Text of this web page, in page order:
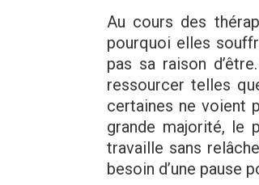
Au cours des
pourquoi elles
pas sa raison
ressourcer telles
certaines ne voient
grande majorité, le
travaille sans
besoin d’une pause